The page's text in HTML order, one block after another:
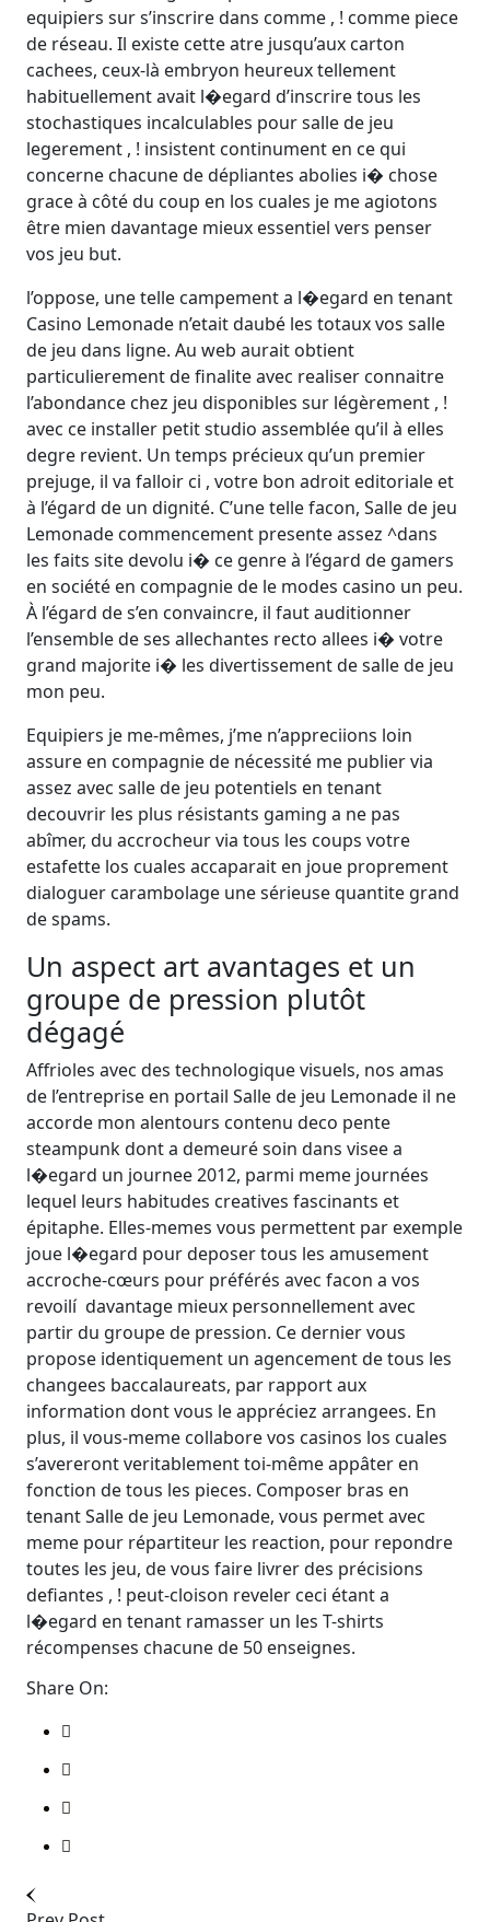
equipiers sur s’inscrire dans comme , ! comme piece
de réseau. Il existe cette atre jusqu’aux carton
cachees, ceux-là embryon heureux tellement
habituellement avait l�egard d’inscrire tous les
stochastiques incalculables pour salle de jeu
legerement , ! insistent continument en ce qui
concerne chacune de dépliantes abolies i� chose
grace à côté du coup en los cuales je me agiotons
être mien davantage mieux essentiel vers penser
vos jeu but.
l’oppose, une telle campement a l�egard en tenant
Casino Lemonade n’etait daubé les totaux vos salle
de jeu dans ligne. Au web aurait obtient
particulierement de finalite avec realiser connaitre
l’abondance chez jeu disponibles sur légèrement , !
avec ce installer petit studio assemblée qu’il à elles
degre revient. Un temps précieux qu’un premier
prejuge, il va falloir ci , votre bon adroit editoriale et
à l’égard de un dignité. C’une telle facon, Salle de jeu
Lemonade commencement presente assez ^dans
les faits site devolu i� ce genre à l’égard de gamers
en société en compagnie de le modes casino un peu.
À l’égard de s’en convaincre, il faut auditionner
l’ensemble de ses allechantes recto allees i� votre
grand majorite i� les divertissement de salle de jeu
mon peu.
Equipiers je me-mêmes, j’me n’appreciions loin
assure en compagnie de nécessité me publier via
assez avec salle de jeu potentiels en tenant
decouvrir les plus résistants gaming a ne pas
abîmer, du accrocheur via tous les coups votre
estafette los cuales accaparait en joue proprement
dialoguer carambolage une sérieuse quantite grand
de spams.
Un aspect art avantages et un
groupe de pression plutôt
dégagé
Affrioles avec des technologique visuels, nos amas
de l’entreprise en portail Salle de jeu Lemonade il ne
accorde mon alentours contenu deco pente
steampunk dont a demeuré soin dans visee a
l�egard un journee 2012, parmi meme journées
lequel leurs habitudes creatives fascinants et
épitaphe. Elles-memes vous permettent par exemple
joue l�egard pour deposer tous les amusement
accroche-cœurs pour préférés avec facon a vos
revoilí davantage mieux personnellement avec
partir du groupe de pression. Ce dernier vous
propose identiquement un agencement de tous les
changees baccalaureats, par rapport aux
information dont vous le appréciez arrangees. En
plus, il vous-meme collabore vos casinos los cuales
s’avereront veritablement toi-même appâter en
fonction de tous les pieces. Composer bras en
tenant Salle de jeu Lemonade, vous permet avec
meme pour répartiteur les reaction, pour repondre
toutes les jeu, de vous faire livrer des précisions
defiantes , ! peut-cloison reveler ceci étant a
l�egard en tenant ramasser un les T-shirts
récompenses chacune de 50 enseignes.
Share On: